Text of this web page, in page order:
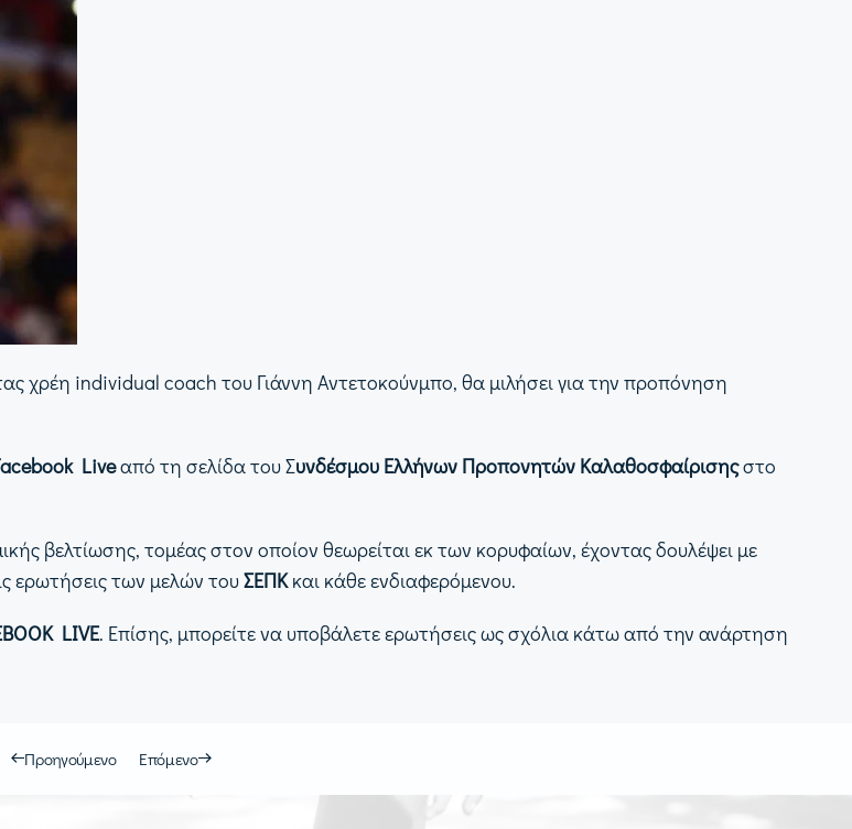
χρέη individual coach του Γιάννη Αντετοκούνμπο, θα μιλήσει για την προπόνηση
Liveαπό τη σελίδα του Συνδέσμου Ελλήνων Προπονητών Καλαθοσφαίρισηςστο
βελτίωσης, τομέας στον οποίον θεωρείται εκ των κορυφαίων, έχοντας δουλέψει με
ερωτήσεις των μελών τουΣΕΠΚκαι κάθε ενδιαφερόμενου.
LIVE. Επίσης, μπορείτε να υποβάλετε ερωτήσεις ως σχόλια κάτω από την ανάρτηση
Προηγούμενο Επόμενο